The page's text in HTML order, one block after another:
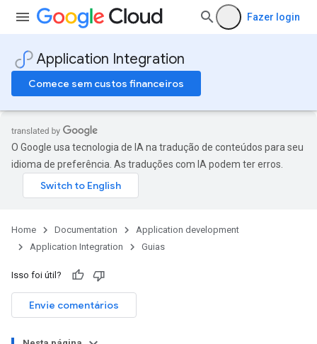
Fazer login
Application Integration
Comece sem custos financeiros
O Google usa tecnologia de IA na tradução de conteúdos para seu
idioma de preferência. As traduções com IA podem ter erros.
Home Documentation
Application development
Application Integration
Guias
Isso foi útil?
Envie comentários